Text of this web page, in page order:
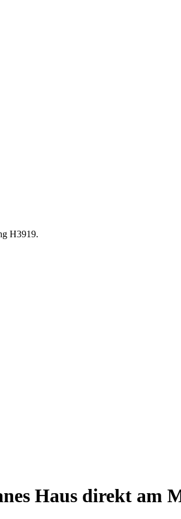
Haus direkt am